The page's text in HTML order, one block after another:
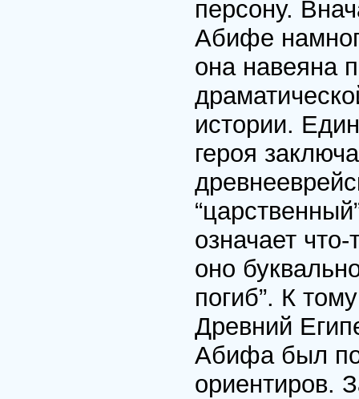
персону.
Абифе
она навеяна
истории.
героя
означает
оно
погиб”. К
Древний
Абифа был
ориентиров.